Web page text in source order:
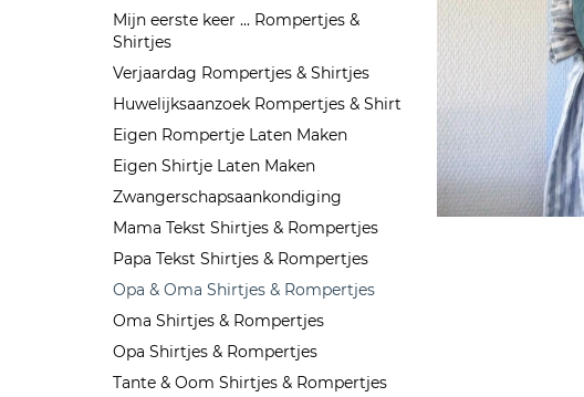
Mijn eerste keer ... Rompertjes &
Shirtjes
Verjaardag Rompertjes & Shirtjes
Huwelijksaanzoek Rompertjes & Shirt
Eigen Rompertje Laten Maken
Eigen Shirtje Laten Maken
Zwangerschapsaankondiging
Mama Tekst Shirtjes & Rompertjes
Papa Tekst Shirtjes & Rompertjes
Opa & Oma Shirtjes & Rompertjes
Oma Shirtjes & Rompertjes
Opa Shirtjes & Rompertjes
Tante & Oom Shirtjes & Rompertjes